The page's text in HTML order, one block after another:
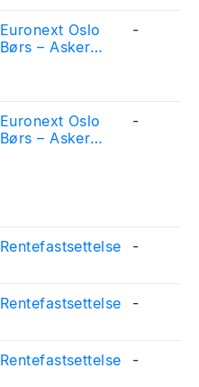
Euronext Oslo
Børs – Asker
obligasjonslån
-
Euronext Oslo
Børs – Asker
-
Rentefastsettelse -
Rentefastsettelse -
Rentefastsettelse -